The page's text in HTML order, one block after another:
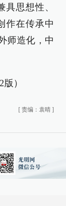
思想性、
作在传承中
师造化，中
）
[ 责编：袁晴 ]